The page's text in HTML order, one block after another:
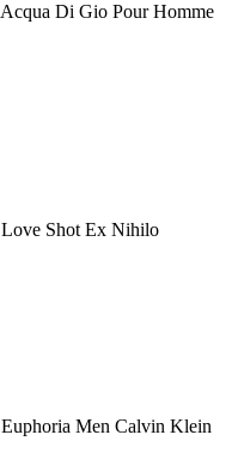
Acqua Di Gio Pour Homme
Love Shot Ex Nihilo
Euphoria Men Calvin Klein